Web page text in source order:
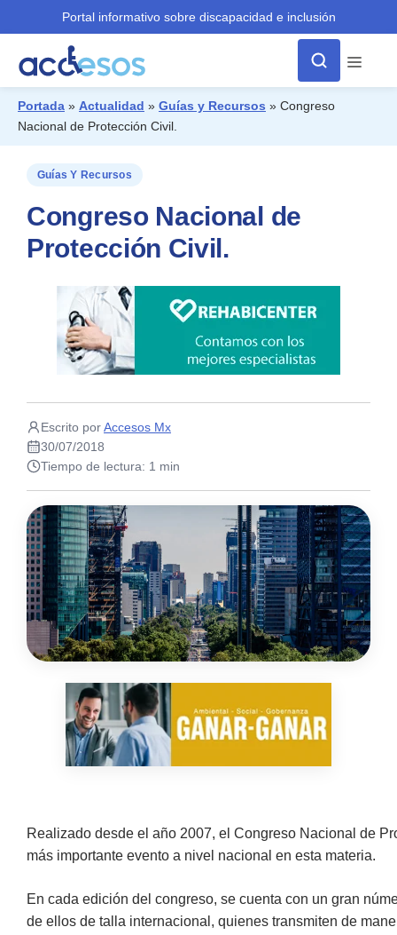
Portal informativo sobre discapacidad e inclusión
Menú
¿Qué buscas?
Portada » Actualidad » Guías y Recursos » Congreso
Nacional de Protección Civil.
Guías Y Recursos
Congreso Nacional de
Protección Civil.
Escrito porAccesos Mx
30/07/2018
Tiempo de lectura: 1 min
Realizado desde el año 2007, el Congreso Nacional de
más importante evento a nivel nacional en esta materia.
En cada edición del congreso, se cuenta con un gran
de ellos de talla internacional, quienes transmiten de